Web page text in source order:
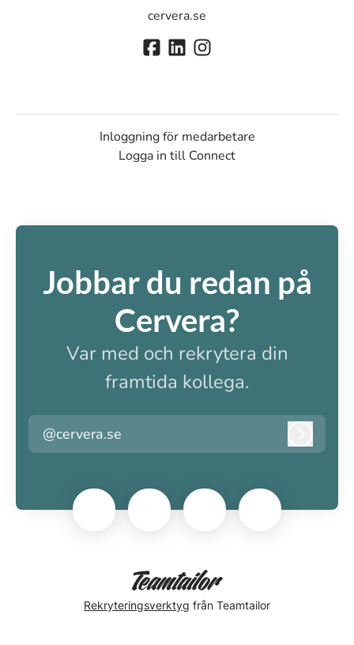
cervera.se
Inloggning för medarbetare
Logga in till Connect
Jobbar du redan på
Cervera?
Var med och rekrytera din
framtida kollega.
@cervera.se
Rekryteringsverktyg från Teamtailor